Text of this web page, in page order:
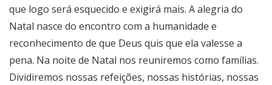
que logo será esquecido e exigirá mais. A alegria do
Natal nasce do encontro com a humanidade e
reconhecimento de que Deus quis que ela valesse a
pena. Na noite de Natal nos reuniremos como famílias.
Dividiremos nossas refeições, nossas histórias, nossas